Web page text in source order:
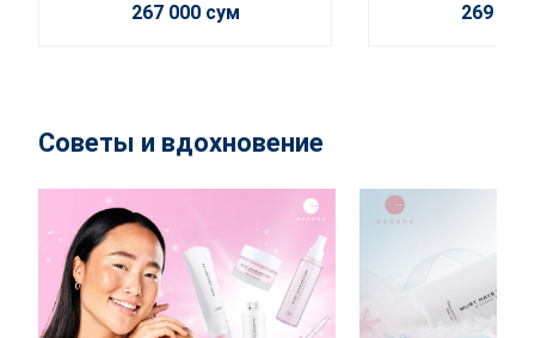
267 000 сум 269
Советы и вдохновение